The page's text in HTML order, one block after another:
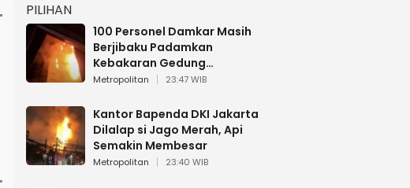
PILIHAN
100 Personel Damkar Masih
Berjibaku Padamkan
Kebakaran Gedung
Bapenda DKI
Metropolitan 23:47 WIB
Kantor Bapenda DKI Jakarta
Dilalap si Jago Merah, Api
Semakin Membesar
Metropolitan 23:40 WIB